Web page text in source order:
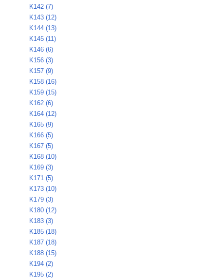
K142 (7)
K143 (12)
K144 (13)
K145 (11)
K146 (6)
K156 (3)
K157 (9)
K158 (16)
K159 (15)
K162 (6)
K164 (12)
K165 (9)
K166 (5)
K167 (5)
K168 (10)
K169 (3)
K171 (5)
K173 (10)
K179 (3)
K180 (12)
K183 (3)
K185 (18)
K187 (18)
K188 (15)
K194 (2)
K195 (2)